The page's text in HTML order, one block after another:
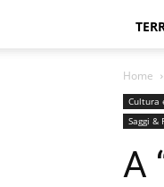
Home
Cultura
Saggi &
A